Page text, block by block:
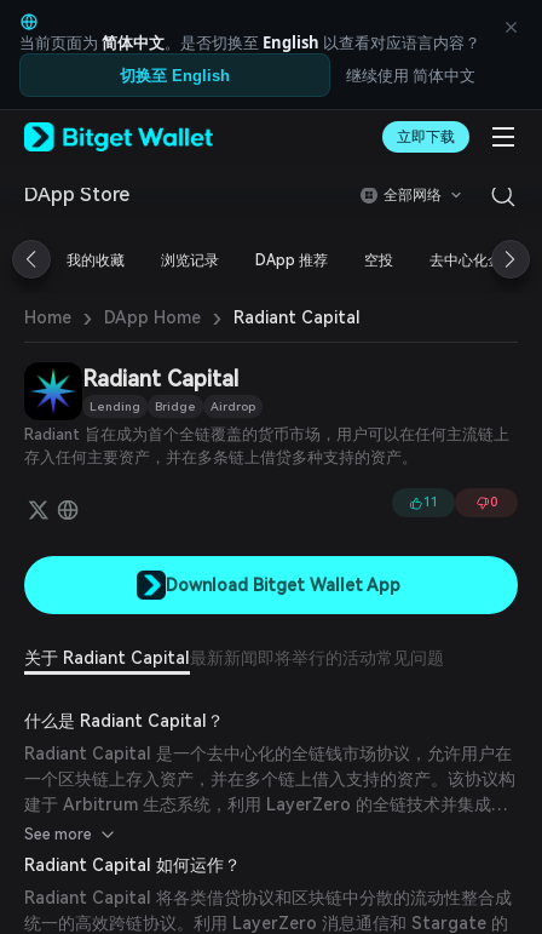
English
日本語
Tiếng Việt
Русский
Español (Latinoamérica)
Türkçe
Français
简体中文
繁體中文
Bahasa Indonesia
ภาษาไทย
العربية
বাংলা
Español
Português (Brasil)
当前页面为 简体中文。是否切换至 English 以查看对应语言内容？
切换至 English 继续使用 简体中文
立即下载
DApp Store 全部网络
我的收藏 浏览记录 DApp 推荐 空投 去中心化金融
Home › DApp Home › Radiant Capital
Radiant Capital
Lending Bridge Airdrop
Radiant 旨在成为首个全链覆盖的货币市场，用户可以在任何主流链上
存入任何主要资产，并在多条链上借贷多种支持的资产。
11 0
Download Bitget Wallet App
关于 Radiant Capital 最新新闻即将举行的活动常见问题
什么是 Radiant Capital？
Radiant Capital 是一个去中心化的全链钱市场协议，允许用户在
一个区块链上存入资产，并在多个链上借入支持的资产。该协议构
建于 Arbitrum 生态系统，利用 LayerZero 的全链技术并集成
Chainlink 价格馈送以增强安全性。RDNT 代币在 Radiant
Capital 生态系统中既作为治理代币也作为效用代币。
See more
Radiant Capital 如何运作？
Radiant Capital 将各类借贷协议和区块链中分散的流动性整合成
统一的高效跨链协议。利用 LayerZero 消息通信和 Stargate 的